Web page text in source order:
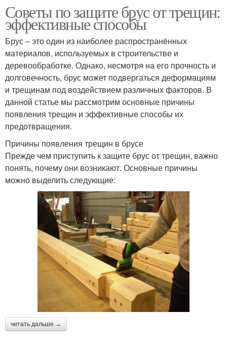
Советы по защите брус от трещин:
эффективные способы
Брус – это один из наиболее распространённых
материалов, используемых в строительстве и
деревообработке. Однако, несмотря на его прочность и
долговечность, брус может подвергаться деформациям
и трещинам под воздействием различных факторов. В
данной статье мы рассмотрим основные причины
появления трещин и эффективные способы их
предотвращения.
Причины появления трещин в брусе
Прежде чем приступить к защите брус от трещин, важно
понять, почему они возникают. Основные причины
можно выделить следующие:
читать дальше →